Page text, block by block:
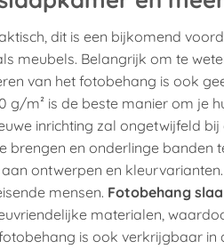
dit is een bijkomend
meubels. Belangrijk om te
van het fotobehang is ook
g/m² is de beste manier om je
inrichting zal ongetwijfeld
en onderlinge banden
ontwerpen en
mensen. Fotobehang
materialen,
is ook verkrijgbaar